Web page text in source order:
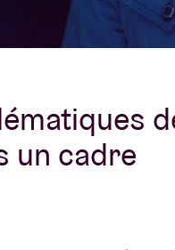
un cadre